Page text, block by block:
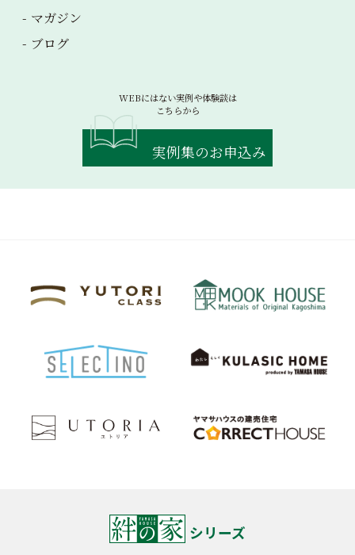
マガジン
ブログ
WEBにはない実例や体験談は
こちらから
実例集のお申込み
シリーズ